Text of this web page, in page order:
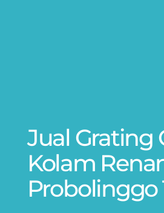
Jual Grating
Kolam
Probolinggo